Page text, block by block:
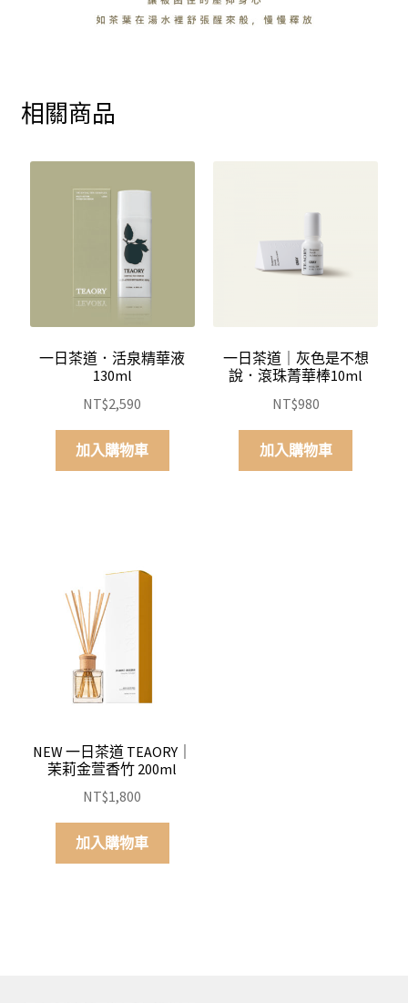
相關商品
一日茶道．活泉精華液
130ml
NT$2,590
加入購物車
一日茶道｜灰色是不想
說．滾珠菁華棒10ml
NT$980
加入購物車
NEW 一日茶道 TEAORY｜
茉莉金萱香竹 200ml
NT$1,800
加入購物車